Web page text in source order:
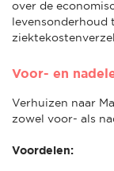
over de
levensonderhoud
Voor- en
Verhuizen naar
zowel voor- als
Voordelen: